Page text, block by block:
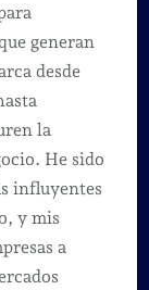
generan
desde
la
He sido
influyentes
y mis
a